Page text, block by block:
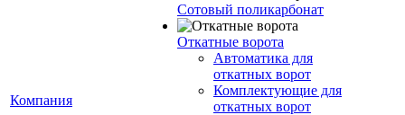
Компания
Сотовый поликарбонат
Откатные ворота
Автоматика для
откатных ворот
Комплектующие для
откатных ворот